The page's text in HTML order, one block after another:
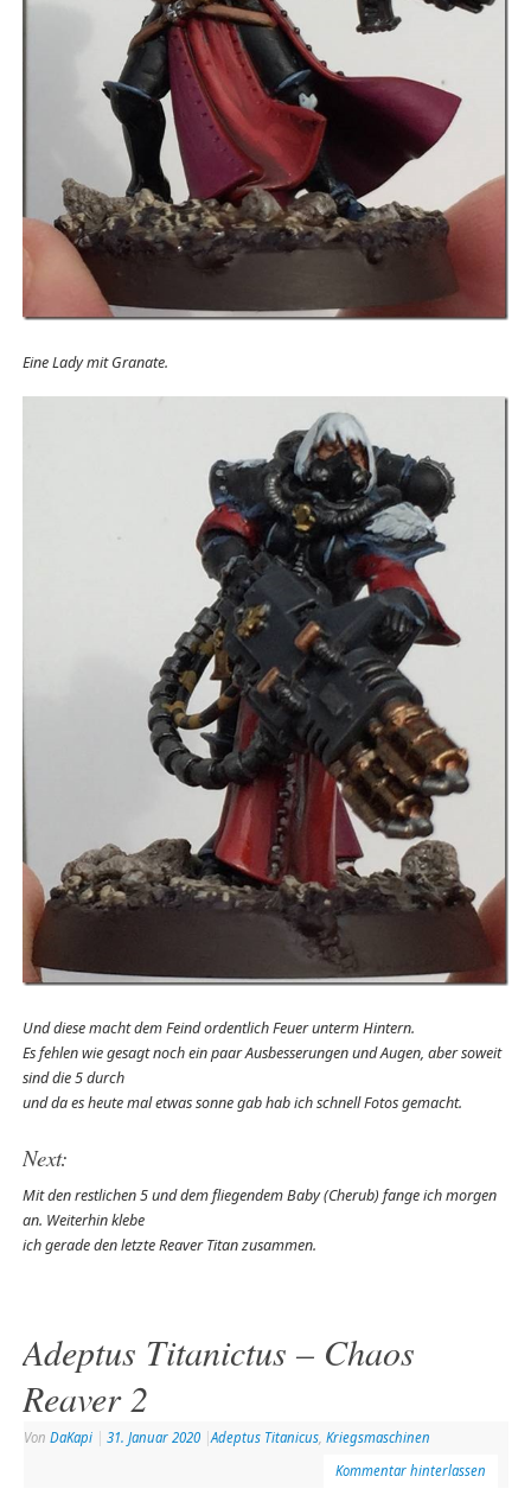
Eine Lady mit Granate.
Und diese macht dem Feind ordentlich Feuer unterm Hintern.
Es fehlen wie gesagt noch ein paar Ausbesserungen und Augen, aber soweit
sind die 5 durch
und da es heute mal etwas sonne gab hab ich schnell Fotos gemacht.
Next:
Mit den restlichen 5 und dem fliegendem Baby (Cherub) fange ich morgen
an. Weiterhin klebe
ich gerade den letzte Reaver Titan zusammen.
Adeptus Titanictus – Chaos
Reaver 2
Von DaKapi 31. Januar 2020 |Adeptus Titanicus, Kriegsmaschinen
Kommentar hinterlassen